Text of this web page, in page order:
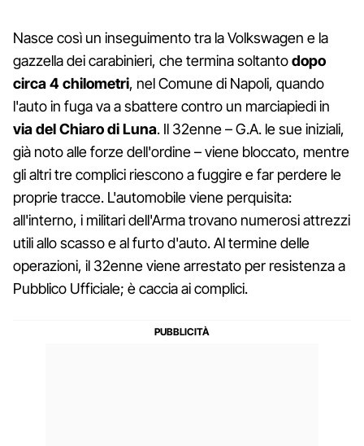
Nasce così un inseguimento tra la Volkswagen e la
gazzella dei carabinieri, che termina soltantodopo
circa 4 chilometri, nel Comune di Napoli, quando
l'auto in fuga va a sbattere contro un marciapiedi in
via del Chiaro di Luna. Il 32enne – G.A. le sue iniziali,
già noto alle forze dell'ordine – viene bloccato, mentre
gli altri tre complici riescono a fuggire e far perdere le
proprie tracce. L'automobile viene perquisita:
all'interno, i militari dell'Arma trovano numerosi attrezzi
utili allo scasso e al furto d'auto. Al termine delle
operazioni, il 32enne viene arrestato per resistenza a
Pubblico Ufficiale; è caccia ai complici.